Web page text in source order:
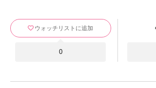
ウォッチリストに追加
0